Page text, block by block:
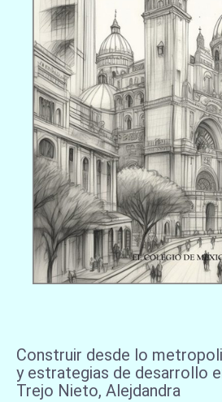
Construir desde lo
y estrategias de desarrollo
Trejo Nieto, Alejdandra